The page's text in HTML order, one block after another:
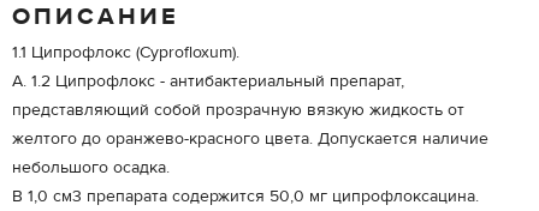
ОПИСАНИЕ
1.1 Ципрофлокс (Cyprofloxum).
А. 1.2 Ципрофлокс - антибактериальный препарат,
представляющий собой прозрачную вязкую жидкость от
желтого до оранжево-красного цвета. Допускается наличие
небольшого осадка.
В 1,0 см3 препарата содержится 50,0 мг ципрофлоксацина.